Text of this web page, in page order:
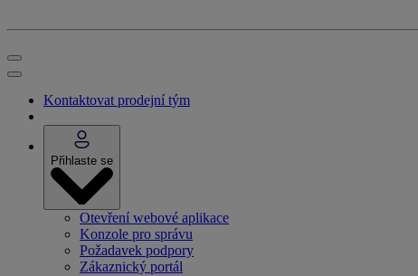
Kontaktovat prodejní tým
Přihlaste se
Otevření webové aplikace
Konzole pro správu
Požadavek podpory
Zákaznický portál